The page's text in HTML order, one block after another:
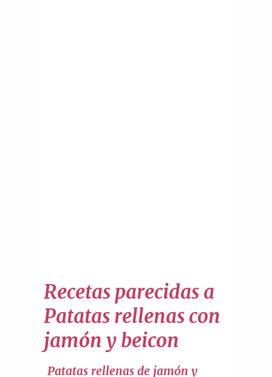
Recetas parecidas a
Patatas rellenas con
jamón y beicon
Patatas rellenas de jamón y